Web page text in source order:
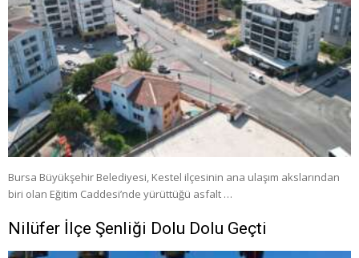
Bursa Büyükşehir Belediyesi, Kestel ilçesinin ana ulaşım akslarından
biri olan Eğitim Caddesi’nde yürüttüğü asfalt …
Nilüfer İlçe Şenliği Dolu Dolu Geçti